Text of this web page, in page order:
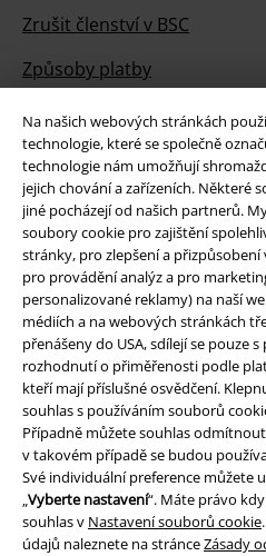
Na našich webových stránkách
technologie, které se společně
technologie nám umožňují
jejich chování a zařízeních. Některé
jiné pocházejí od našich partnerů.
soubory cookie pro zajištění
stránky, pro zlepšení a
pro provádění analýz a pro
personalizované reklamy) na naší
médiích a na webových stránkách
přenášeny do USA, sdílejí se pouze
rozhodnutí o přiměřenosti podle
kteří mají příslušné osvědčení.
souhlas s používáním souborů
Případně můžete souhlas
v takovém případě se budou
Své individuální preference můžete
„Vyberte nastavení“. Máte právo
souhlas v Nastavení souborů cookie
údajů naleznete na stránceZásady
Zrušit členství v BSC
Způsoby platby
Nabídky pro vás
Soutěž
Objednejte si dárkový
O EMP
Udržitelnost